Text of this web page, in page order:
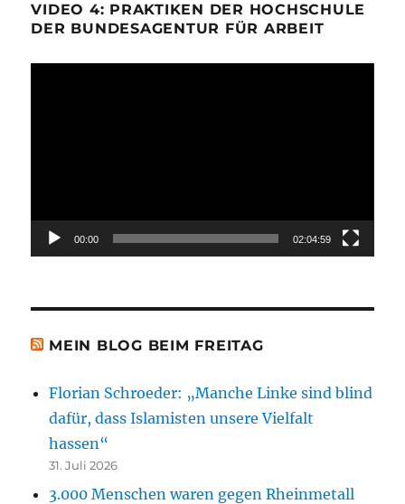
VIDEO 4: PRAKTIKEN DER HOCHSCHULE
DER BUNDESAGENTUR FÜR ARBEIT
00:00 02:04:59
MEIN BLOG BEIM FREITAG
Florian Schroeder: „Manche Linke sind blind
dafür, dass Islamisten unsere Vielfalt
hassen“
31. Juli 2026
3.000 Menschen waren gegen Rheinmetall